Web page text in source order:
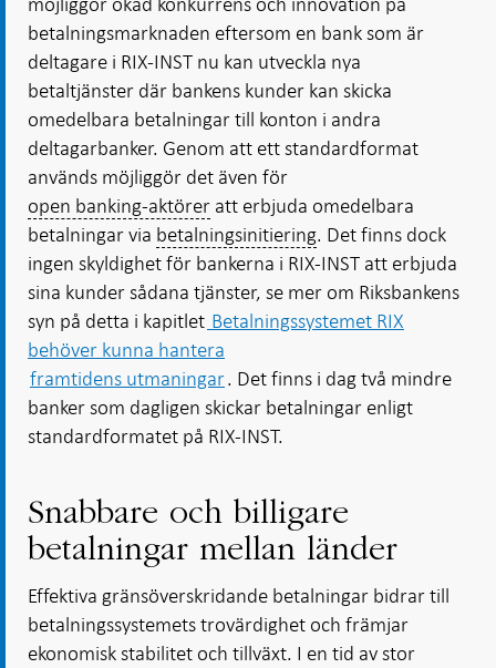
betalningsmarknaden eftersom en bank som är
deltagare i RIX-INST nu kan utveckla nya
betaltjänster där bankens kunder kan skicka
omedelbara betalningar till konton i andra
deltagarbanker. Genom att ett standardformat
används möjliggör det även för
open banking-aktörer att erbjuda omedelbara
betalningar via betalningsinitiering. Det finns dock
ingen skyldighet för bankerna i RIX-INST att erbjuda
sina kunder sådana tjänster, se mer om Riksbankens
syn på detta i kapitlet Betalningssystemet RIX
behöver kunna hantera
framtidens utmaningar. Det finns i dag två mindre
banker som dagligen skickar betalningar enligt
standardformatet på RIX-INST.
Snabbare och billigare
betalningar mellan länder
Effektiva gränsöverskridande betalningar bidrar till
betalningssystemets trovärdighet och främjar
ekonomisk stabilitet och tillväxt. I en tid av stor